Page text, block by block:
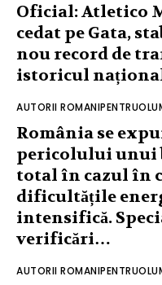
Oficial: Atletico
cedat pe Gata,
nou record de
istoricul
AUTORII
România se
pericolului unui
total în cazul în
dificultățile
intensifică.
verificări…
AUTORII